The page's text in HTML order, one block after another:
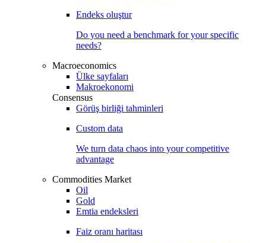
Endeks oluştur
Do you need a benchmark for your specific
needs?
Macroeconomics
Ülke sayfaları
Makroekonomi
Consensus
Görüş birliği tahminleri
Custom data
We turn data chaos into your competitive
advantage
Commodities Market
Oil
Gold
Emtia endeksleri
Faiz oranı haritası